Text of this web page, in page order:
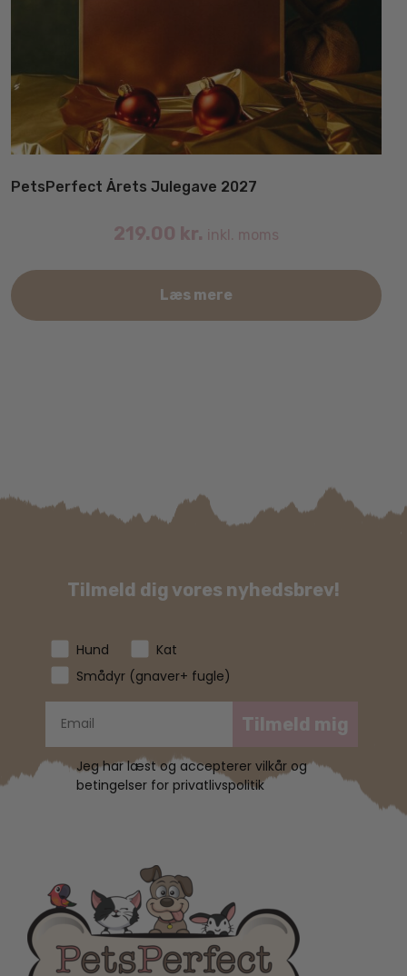
PetsPerfect Årets Julegave 2027
219.00 kr. inkl. moms
Læs mere
Tilmeld dig vores nyhedsbrev!
Hund
Kat
Smådyr (gnaver+ fugle)
Tilmeld mig
Jeg har læst og accepterer vilkår og
betingelser for privatlivspolitik